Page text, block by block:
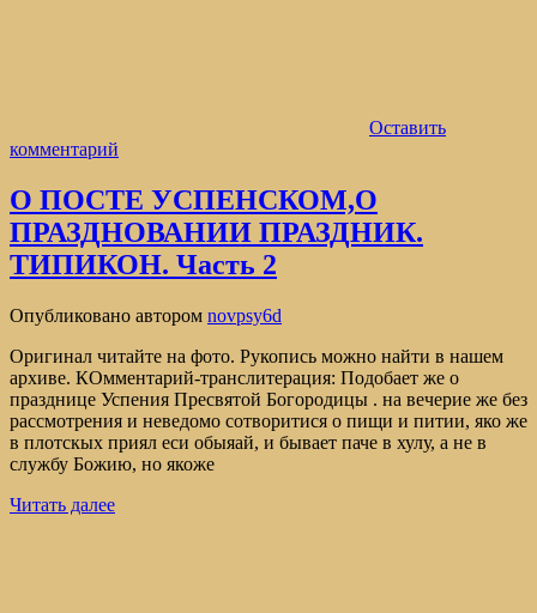
Оставить
комментарий
О ПОСТЕ УСПЕНСКОМ,О
ПРАЗДНОВАНИИ ПРАЗДНИК.
ТИПИКОН. Часть 2
Опубликовано автором novpsy6d
Оригинал читайте на фото. Рукопись можно найти в нашем
архиве. КОмментарий-транслитерация: Подобает же о
празднице Успения Пресвятой Богородицы . на вечерие же без
рассмотрения и неведомо сотворитися о пищи и питии, яко же
в плотскых приял еси обыяай, и бывает паче в хулу, а не в
службу Божию, но якоже
Читать далее